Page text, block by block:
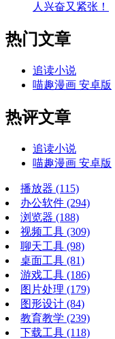
人兴奋又紧张！
热门文章
追读小说
喵趣漫画 安卓版
热评文章
追读小说
喵趣漫画 安卓版
播放器 (115)
办公软件 (294)
浏览器 (188)
视频工具 (309)
聊天工具 (98)
桌面工具 (81)
游戏工具 (186)
图片处理 (179)
图形设计 (84)
教育教学 (239)
下载工具 (118)